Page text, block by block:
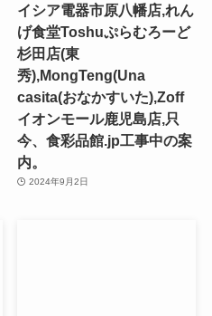
イシア電器市原八幡店,れん
げ食堂Toshuぷらむろーど
杉田店(東
秀),MongTeng(Una
casita(おなかすいた),Zoff
イオンモール鹿児島店,只
今、食彩品館.jp工事中の案
内。
2024年9月2日